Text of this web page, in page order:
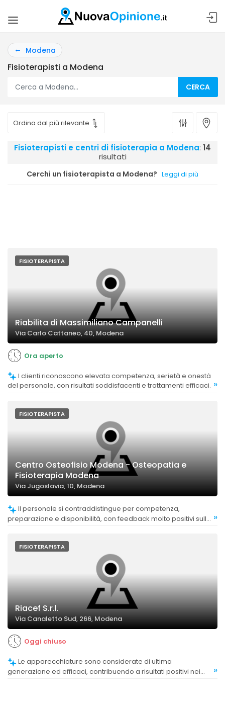
Modena
Fisioterapisti a Modena
CERCA
Fisioterapisti e centri di fisioterapia a Modena: 14
risultati
Cerchi un fisioterapista a Modena? Leggi di più
FISIOTERAPISTA
Riabilita di Massimiliano Campanelli
Via Carlo Cattaneo, 40, Modena
Ora aperto
del personale, con risultati soddisfacenti e trattamenti efficaci. »
FISIOTERAPISTA
Centro Osteofisio Modena - Osteopatia e
Fisioterapia Modena
Via Jugoslavia, 10, Modena
preparazione e disponibilità, con feedback molto positivi sulla »
FISIOTERAPISTA
Riacef S.r.l.
Via Canaletto Sud, 266, Modena
Oggi chiuso
generazione ed efficaci, contribuendo a risultati positivi nei
»